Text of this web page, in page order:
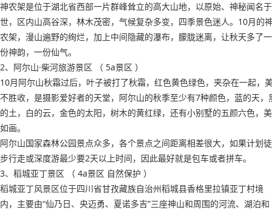
神农架是位于湖北省西部一片群峰耸立的高大山地，以原始、神秘闻名于
世，区内山高谷深，林木茂密，气候复杂多变，四季景色迷人。10月的
农架，漫山遍野的绚烂，加上中间隐藏的瀑布，朦胧迷离，让秋天多了一
份神韵，一份仙气。
2、阿尔山·柴河旅游景区 （ 5a景区 ）
10月阿尔山秋霜过后，叶子被打了秋霜，红色黄色绿色，夹杂在一起，
不胜收，是摄影爱好者的天堂，阿尔山的秋季至少有7种颜色，蓝的天，
的土，白的云，金色的太阳，树木的黄红绿，还有小别墅的五颜六色，美
如画。
阿尔山国家森林公园景点众多，各个景点之间距离相差很大，如果计划徒
步行走或深度游最少要2天以上时间，因此最好就是包车或者拼车。
3、稻城亚丁景区 （ 4a景区 自然保护 ）
稻城亚丁风景区位于四川省甘孜藏族自治州稻城县香格里拉镇亚丁村境
内，主要由“仙乃日、央迈勇、夏诺多吉”三座神山和周围的河流、湖泊和